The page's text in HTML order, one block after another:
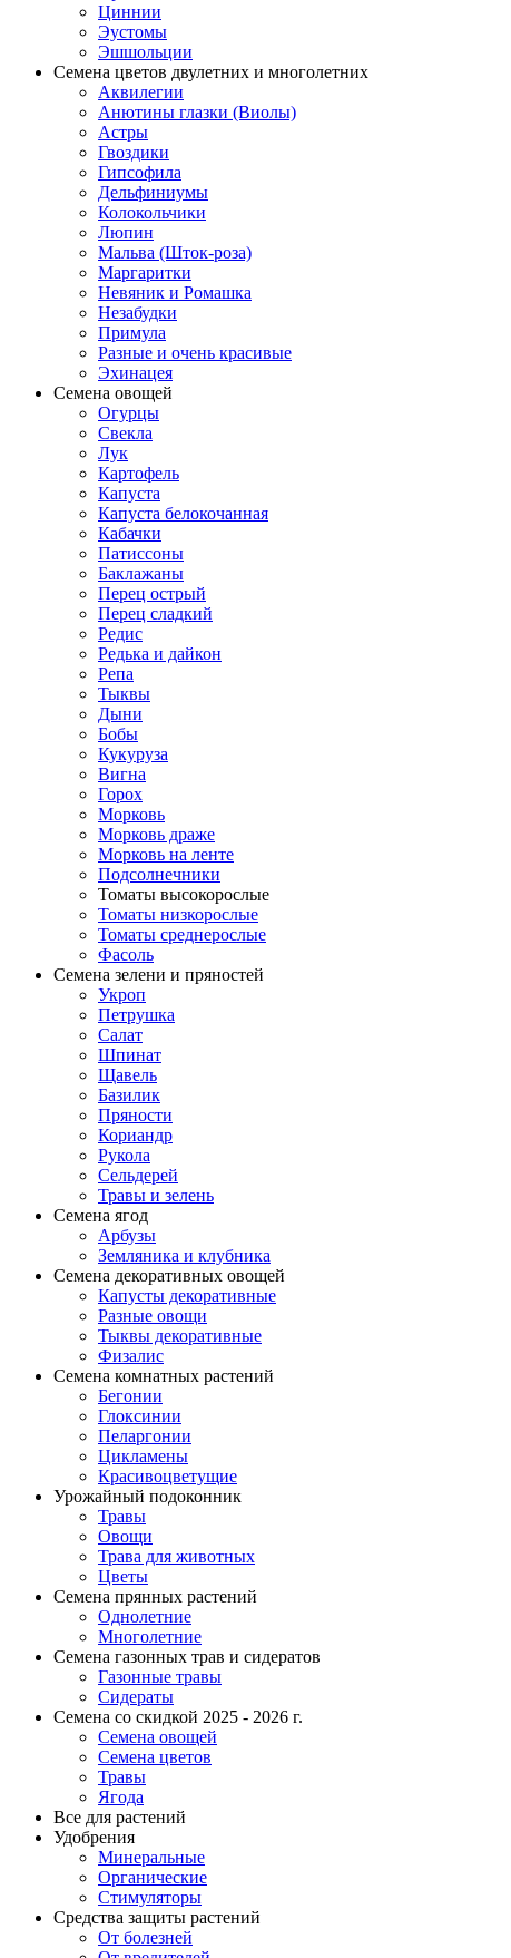
Циннии
Эустомы
Эшшольции
Семена цветов двулетних и многолетних
Аквилегии
Анютины глазки (Виолы)
Астры
Гвоздики
Гипсофила
Дельфиниумы
Колокольчики
Люпин
Мальва (Шток-роза)
Маргаритки
Невяник и Ромашка
Незабудки
Примула
Разные и очень красивые
Эхинацея
Семена овощей
Огурцы
Свекла
Лук
Картофель
Капуста
Капуста белокочанная
Кабачки
Патиссоны
Баклажаны
Перец острый
Перец сладкий
Редис
Редька и дайкон
Репа
Тыквы
Дыни
Бобы
Кукуруза
Вигна
Горох
Морковь
Морковь драже
Морковь на ленте
Подсолнечники
Томаты высокорослые
Томаты низкорослые
Томаты среднерослые
Фасоль
Семена зелени и пряностей
Укроп
Петрушка
Салат
Шпинат
Щавель
Базилик
Пряности
Кориандр
Рукола
Сельдерей
Травы и зелень
Семена ягод
Арбузы
Земляника и клубника
Семена декоративных овощей
Капусты декоративные
Разные овощи
Тыквы декоративные
Физалис
Семена комнатных растений
Бегонии
Глоксинии
Пеларгонии
Цикламены
Красивоцветущие
Урожайный подоконник
Травы
Овощи
Трава для животных
Цветы
Семена прянных растений
Однолетние
Многолетние
Семена газонных трав и сидератов
Газонные травы
Сидераты
Семена со скидкой 2025 - 2026 г.
Семена овощей
Семена цветов
Травы
Ягода
Все для растений
Удобрения
Минеральные
Органические
Стимуляторы
Средства защиты растений
От болезней